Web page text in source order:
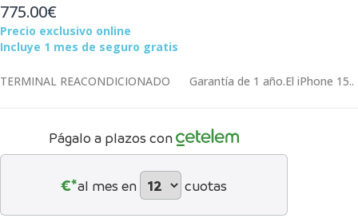
775.00€
Precio exclusivo online
Incluye 1 mes de seguro gratis
TERMINAL REACONDICIONADO Garantía de 1 año.El iPhone 15..
Págalo a plazos con
€*al mes en cuotas